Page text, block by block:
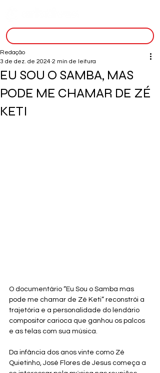
EU SOU O SAMBA, MAS
PODE ME CHAMAR DE ZÉ
KETI
Redação
3 de dez. de 2024 2 min de leitura
O documentário “Eu Sou o Samba mas
pode me chamar de Zé Keti” reconstrói a
trajetória e a personalidade do lendário
compositor carioca que ganhou os palcos
e as telas com sua música.
Da infância dos anos vinte como Zé
Quietinho, José Flores de Jesus começa a